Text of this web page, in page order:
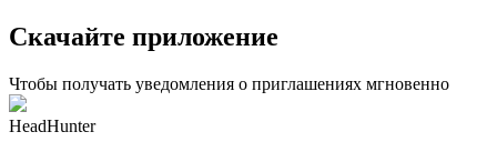
Скачайте приложение
Чтобы получать уведомления о приглашениях мгновенно
HeadHunter